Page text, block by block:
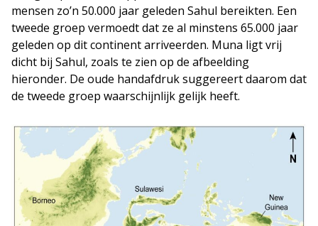
mensen zo’n 50.000 jaar geleden Sahul bereikten. Een
tweede groep vermoedt dat ze al minstens 65.000 jaar
geleden op dit continent arriveerden. Muna ligt vrij
dicht bij Sahul, zoals te zien op de afbeelding
hieronder. De oude handafdruk suggereert daarom dat
de tweede groep waarschijnlijk gelijk heeft.